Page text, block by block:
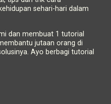
sehari-hari dalam
dan membuat 1 tutorial
jutaan orang di
Ayo berbagi tutorial